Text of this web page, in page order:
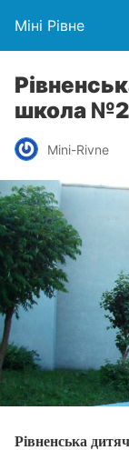
Міні Рівне
школа №2
Mini-Rivne
Рівненська